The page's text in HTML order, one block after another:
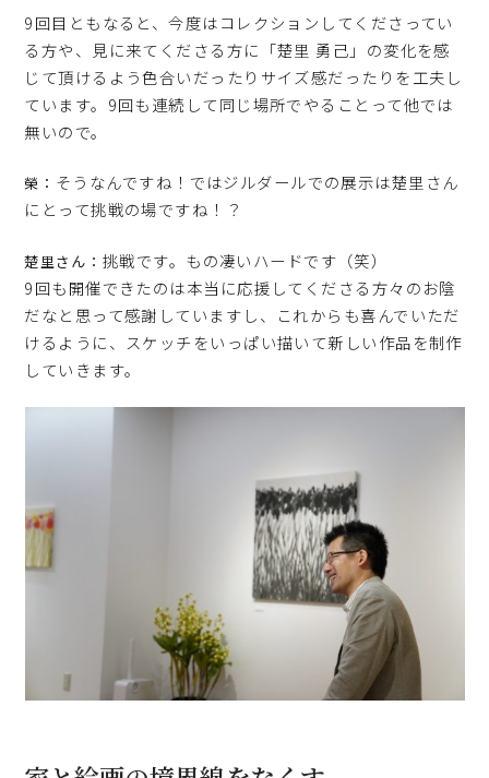
9回目ともなると、今度はコレクションしてくださってい
る方や、見に来てくださる方に「楚里 勇己」の変化を感
じて頂けるよう色合いだったりサイズ感だったりを工夫し
ています。9回も連続して同じ場所でやることって他では
無いので。
榮： そうなんですね！ではジルダールでの展示は楚里さん
にとって挑戦の場ですね！？
楚里さん： 挑戦です。もの凄いハードです（笑）
9回も開催できたのは本当に応援してくださる方々のお陰
だなと思って感謝していますし、これからも喜んでいただ
けるように、スケッチをいっぱい描いて新しい作品を制作
していきます。